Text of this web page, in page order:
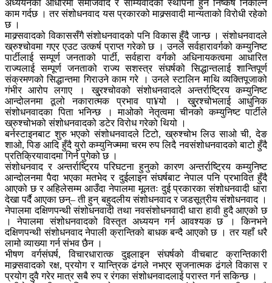
अध्ययनका आधारमा समाजवाद र साम्यवादको स्थापना हुने निष्कर्ष निकाल्ने
काम गर्दछ । तर संशोधनवाद यस प्रकारको माक्र्सवादी मान्यताको विरोधी रहेको
छ ।
माक्र्सवादको विकाससँगै संशोधनवादको पनि विकास हुँदै जान्छ । संशोधनवादले
ख्रुश्चोवमा गएर एउट उत्कर्ष प्राप्त गरेको छ । उनले सर्वहारावर्गको कम्युनिष्ट
पार्टीलाई सम्पूर्ण जनताको पार्टी, सर्वहारा वर्गको अधिनायकत्वमा आधारित
राज्यलाई सम्पूर्ण जनताको राज्य सशस्त्र संघर्षको सिद्धान्तलाई शान्तिपूर्ण
संक्रमणको सिद्धान्तमा गिराउने काम गरे । उनले स्टालिन माथि व्यक्तिपूजाको
गंभीर आरोप लगाए । खु्रश्चोवको संशोधनवादले अन्तर्राष्ट्रिय कम्युनिष्ट
आन्दोलनमा ठूलो नकारात्मक प्रभाव पा¥यो । खु्रश्चोभलाई आधुनिक
संशोधनवादका पिता भनिन्छ । माओको नेतृत्वमा चीनको कम्युनिष्ट पार्टीले
ख्रुश्चोभको संशोधनवादको डटेर विरोध गरेको थियो ।
बर्नस्टाइनबाट शुरु भएको संशोधनवादले टिटो, ख्रुश्चोभ लिउ साओ ची, देङ
शाओ, पिङ आदि हुँदै युरो कम्युनिज्ममा चरम रुप लिदै नवसंशोधनवादको बाटो हुँदै
प्रतिक्रियावादमा गिर्न पुगेको छ ।
संशोधनवाद र अन्तर्राष्ट्रिय परिघटना हुनुको कारण अन्तर्राष्ट्रिय कम्युनिष्ट
आन्दोलनमा पैदा भएका मतभेद र दुईलाइन संघर्षबाट नेपाल पनि प्रभावित हुँदै
आएको छ र अहिलेसम्म आउँदा नेपालमा मूलतः दुई प्रकारका संशोधनवादी धारा
देखा पर्दै आएका छन्– ती हुन् बहुदलीय संशोधनवाद र जडसूत्रीय संशोधनवाद ।
नेपालमा दक्षिणपन्थी संशोधनवादी तथा नवसंशोधनवादी धारा हावी हुदै आएको छ
। नेपालमा संशोधनवादको विस्तृत अध्ययन गर्न आवश्यक छ । किनभने
दक्षिणपन्थी संशोधनवाद नेपाली क्रान्तिको बाधक बन्दै आएको छ । तर यहाँ धरै
लामो व्याख्या गर्न संभव छैन ।
भीषण वर्गसंघर्ष, विचारधारात्क दुइलाइन संघर्षको वीचबाट क्रान्तिकारी
माक्र्सवादको रक्ष, प्रयोग र यान्त्रिक ढंगले नभएर सृजनात्मक ढंगले विकास र
प्रयोग दुवै गरेर मात्र सबै रुप र रंगका संशोधनवादलाई परास्त गर्न सकिन्छ ।